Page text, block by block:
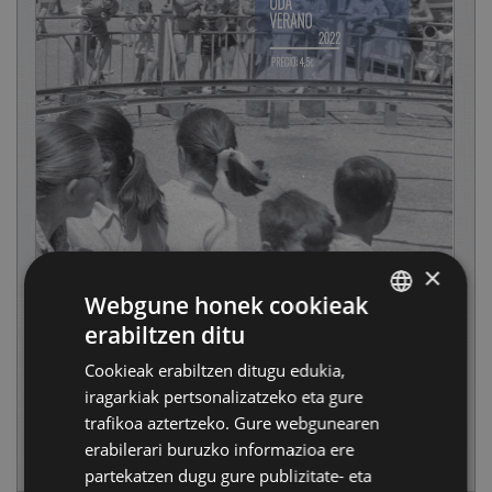
×
Webgune honek cookieak
erabiltzen ditu
Cookieak erabiltzen ditugu edukia,
iragarkiak pertsonalizatzeko eta gure
trafikoa aztertzeko. Gure webgunearen
erabilerari buruzko informazioa ere
partekatzen dugu gure publizitate- eta